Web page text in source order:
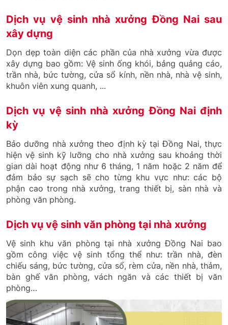
Dịch vụ vệ sinh nhà xưởng Đồng Nai sau
xây dựng
Dọn dẹp toàn diện các phần của nhà xưởng vừa được
xây dựng bao gồm: Vệ sinh ống khói, bảng quảng cáo,
trần nhà, bức tường, cửa sổ kính, nền nhà, nhà vệ sinh,
khuôn viên xung quanh, ...
Dịch vụ vệ sinh nhà xưởng Đồng Nai định
kỳ
Bảo dưỡng nhà xưởng theo định kỳ tại Đồng Nai, thực
hiện vệ sinh kỹ lưỡng cho nhà xưởng sau khoảng thời
gian dài hoạt động như 6 tháng, 1 năm hoặc 2 năm để
đảm bảo sự sạch sẽ cho từng khu vực như: các bộ
phận cao trong nhà xưởng, trang thiết bị, sàn nhà và
phòng văn phòng.
Dịch vụ vệ sinh văn phòng tại nhà xưởng
Vệ sinh khu văn phòng tại nhà xưởng Đồng Nai bao
gồm công việc vệ sinh tổng thể như: trần nhà, đèn
chiếu sáng, bức tường, cửa sổ, rèm cửa, nền nhà, thảm,
bàn ghế văn phòng, vách ngăn và các thiết bị văn
phòng…